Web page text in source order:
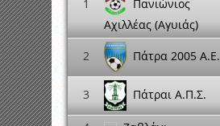
1
Πανιώνιος
Αχιλλέας (Αγυιάς)
2 Πάτρα 2005 A.E.
3 Πάτραι Α.Π.Σ.